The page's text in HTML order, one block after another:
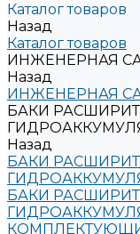
Каталог товаров
Назад
Каталог товаров
ИНЖЕНЕРНАЯ
Назад
ИНЖЕНЕРНАЯ
БАКИ
Назад
БАКИ
БАКИ